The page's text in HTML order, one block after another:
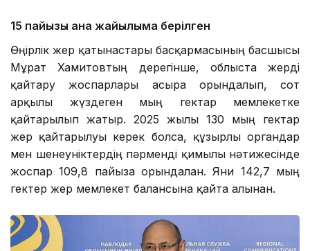
15 пайызы ғана жайылымға берілген
Өңірлік жер қатынастары басқармасының басшысы
Мұрат Хамитовтың дерегінше, облыста жерді
қайтару жоспарлары асыра орындалып, сот
арқылы жүздеген мың гектар мемлекетке
қайтарылып жатыр. 2025 жылы 130 мың гектар
жер қайтарылуы керек болса, құзырлы органдар
мен шенеуніктердің пәрменді қимылы нәтижесінде
жоспар 109,8 пайызға орындалған. Яғни 142,7 мың
гектер жер мемлекет балансына қайта алынған.